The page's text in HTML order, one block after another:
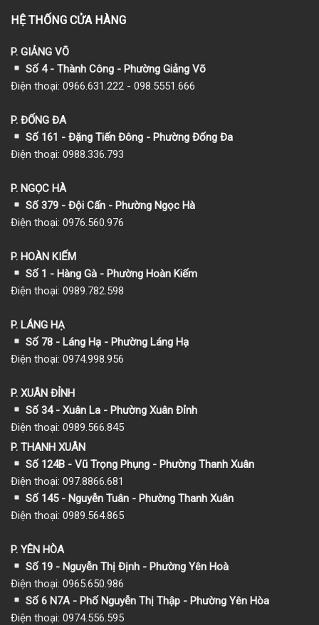
HỆ THỐNG CỬA HÀNG
P. GIẢNG VÕ
Số 4 - Thành Công - Phường Giảng Võ
Điện thoại: 0966.631.222 - 098.5551.666
P. ĐỐNG ĐA
Số 161 - Đặng Tiến Đông - Phường Đống Đa
Điện thoại: 0988.336.793
P. NGỌC HÀ
Số 379 - Đội Cấn - Phường Ngọc Hà
Điện thoại: 0976.560.976
P. HOÀN KIẾM
Số 1 - Hàng Gà - Phường Hoàn Kiếm
Điện thoại: 0989.782.598
P. LÁNG HẠ
Số 78 - Láng Hạ - Phường Láng Hạ
Điện thoại: 0974.998.956
P. XUÂN ĐỈNH
Số 34 - Xuân La - Phường Xuân Đỉnh
Điện thoại: 0989.566.845
P. THANH XUÂN
Số 124B - Vũ Trọng Phụng - Phường Thanh Xuân
Điện thoại: 097.8866.681
Số 145 - Nguyễn Tuân - Phường Thanh Xuân
Điện thoại: 0989.564.865
P. YÊN HÒA
Số 19 - Nguyễn Thị Định - Phường Yên Hoà
Điện thoại: 0965.650.986
Số 6 N7A - Phố Nguyễn Thị Thập - Phường Yên Hòa
Điện thoại: 0974.556.595